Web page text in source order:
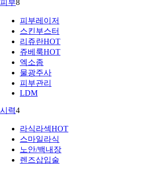
피부8
피부레이저
스킨부스터
리쥬란HOT
쥬베룩HOT
엑소좀
물광주사
피부관리
LDM
시력4
라식라섹HOT
스마일라식
노안/백내장
렌즈삽입술